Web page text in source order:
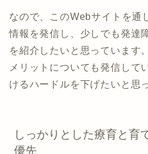
なので、このWebサイトを通
情報を発信し、少しでも発達
を紹介したいと思っています
メリットについても発信して
けるハードルを下げたいと思
しっかりとした療育と育
優先